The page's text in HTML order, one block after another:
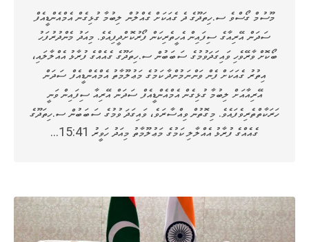
މޫސުމް ގޯސްވެ ސ.ހިތަދޫގެ ދެ ގެއަކަށް ގެއްލުން ލިބުމާ ގުޅިގެން އެމްއެންޑީއެފް
ސަދަން އޭރިއާގެ ސިފައިން އެހީތެރިކަން ފޯރުކޮށްދީފިއެވެ. މިއަދު މެންދުރުފަހު
ބޯކޮށް ވާރޭވެހި ވައިގަދަވުމުގެ ސަބަބުން ސ.ހިތަދޫގެ ގެއެއްގެ ފުރާޅު އެއްލާލައި،
އިތުރު ގެއަކަށް ފެން ވަންނަމުންދާ ކަމުގެ މަޢުލޫމާތު އެމްއެންޑީއެފް ސަދަން
އޭރިއާއަށް ލިބުމާ ގުޅިގެން އެމްއެންޑީއެފް ސަދަން އޭރިއާ ސިފައިން ވަނީ
ހަރަކާތްތެރިވެފައެވެ. މިގޮތުން ވިއްސާރަވެ، ވައިގަދަ ވުމުގެ ސަބަބުން ސ.ހިތަދޫގެ
ގެއެއްގެ ފުރާޅު އެއްލާލި ކަމުގެ މަޢުލޫމާތު މިއަދު ހަވީރު 15:41…